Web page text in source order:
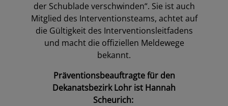
der Schublade verschwinden“. Sie ist auch
Mitglied des Interventionsteams, achtet auf
die Gültigkeit des Interventionsleitfadens
und macht die offiziellen Meldewege
bekannt.
Präventionsbeauftragte für den
Dekanatsbezirk Lohr ist Hannah
Scheurich: